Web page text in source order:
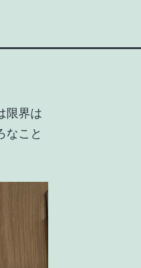
限界は
なこと